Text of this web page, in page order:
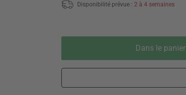
Disponibilité prévue : 2 à 4 semaines
Dans le panier